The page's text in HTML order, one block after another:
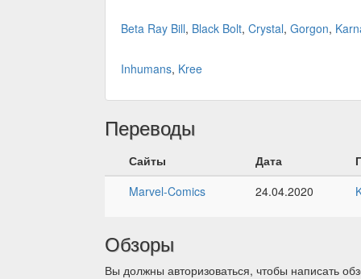
Beta Ray Bill, Black Bolt, Crystal, Gorgon,
Inhumans, Kree
Переводы
Сайты Дата
Marvel-Comics
24.04.2020
Обзоры
Вы должны авторизоваться, чтобы написать